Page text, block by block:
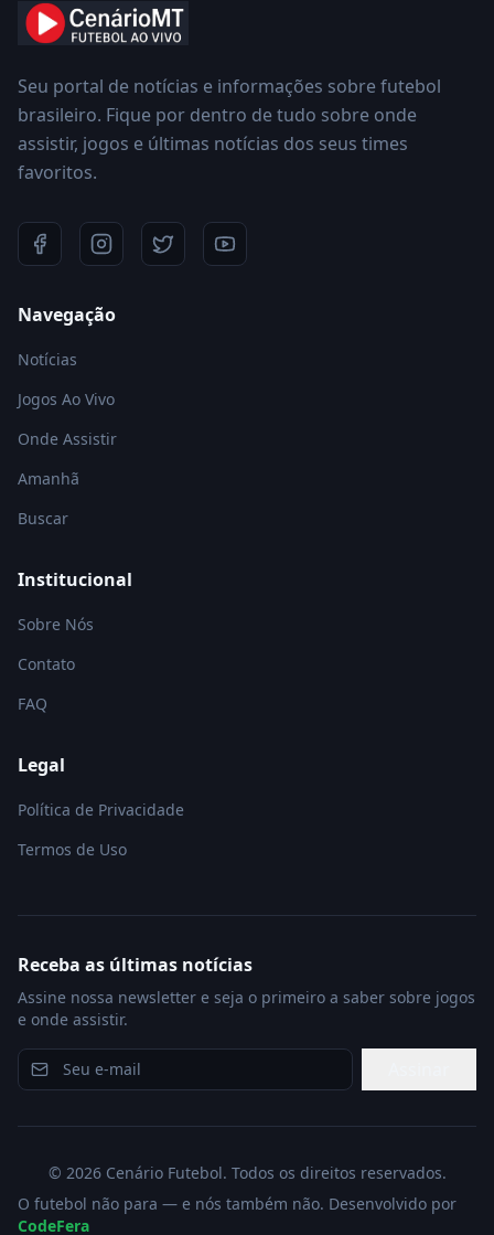
Seu portal de notícias e informações sobre futebol
brasileiro. Fique por dentro de tudo sobre onde
assistir, jogos e últimas notícias dos seus times
favoritos.
Navegação
Notícias
Jogos Ao Vivo
Onde Assistir
Amanhã
Buscar
Institucional
Sobre Nós
Contato
FAQ
Legal
Política de Privacidade
Termos de Uso
Receba as últimas notícias
Assine nossa newsletter e seja o primeiro a saber sobre jogos
e onde assistir.
© 2026Cenário Futebol. Todos os direitos reservados.
O futebol não para — e nós também não. Desenvolvido por
CodeFera